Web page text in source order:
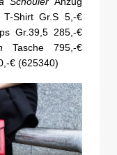
T-Shirt Gr.S 5,-€
Gr.39,5 285,-€
Tasche 795,-€
€ (625340)